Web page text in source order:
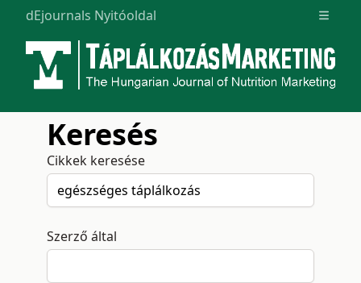
dEjournals Nyitóoldal Open
Keresés
Cikkek keresése
Szerző által